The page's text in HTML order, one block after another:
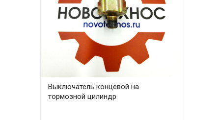
Выключатель концевой на
тормозной цилиндр